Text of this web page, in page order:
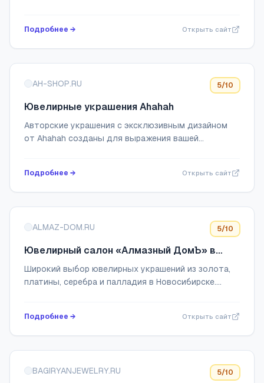
Подробнее → Открыть сайт
AH-SHOP.RU 5/10
Ювелирные украшения Ahahah
Авторские украшения с эксклюзивным дизайном
от Ahahah созданы для выражения вашей
всему м...
Подробнее → Открыть сайт
ALMAZ-DOM.RU 5/10
Ювелирный салон «Алмазный ДомЪ» в
Новосибирске
Широкий выбор ювелирных украшений из золота,
платины, серебра и палладия в Новосибирске.
помолво...
Подробнее → Открыть сайт
BAGIRYANJEWELRY.RU 5/10